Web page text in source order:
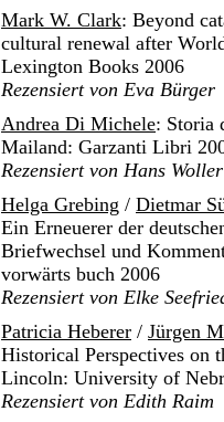
Mark W. Clark: Beyond
cultural renewal after
Lexington Books 2006
Rezensiert von Eva Bürger
Andrea Di Michele: Storia
Mailand: Garzanti Libri
Rezensiert von Hans Woller
Helga Grebing / Dietmar
Ein Erneuerer der
Briefwechsel und
vorwärts buch 2006
Rezensiert von Elke
Patricia Heberer / Jürgen
Historical Perspectives on
Lincoln: University of
Rezensiert von Edith Raim